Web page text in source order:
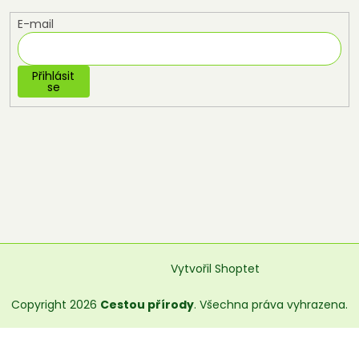
E-mail
Přihlásit
se
Vytvořil Shoptet
Copyright 2026 Cestou přírody. Všechna práva vyhrazena.